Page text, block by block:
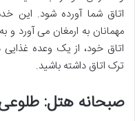
اتاق شما آورده شود. این
مهمانان به ارمغان می آورد
اتاق خود، از یک وعده
ترک اتاق داشته باشید.
صبحانه هتل: طلوعی